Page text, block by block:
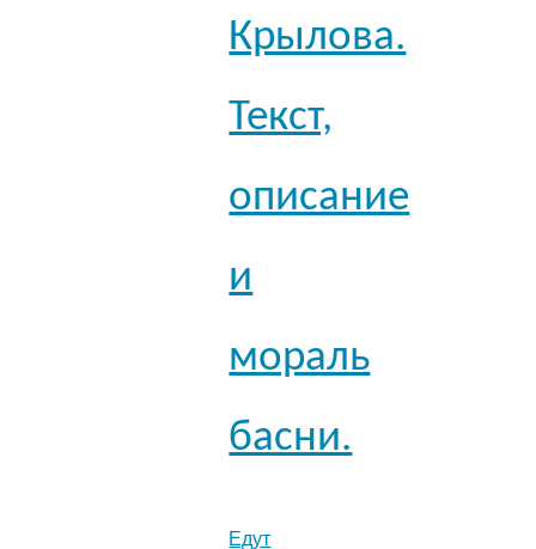
Крылова.
Текст,
описание
и
мораль
басни.
Едут